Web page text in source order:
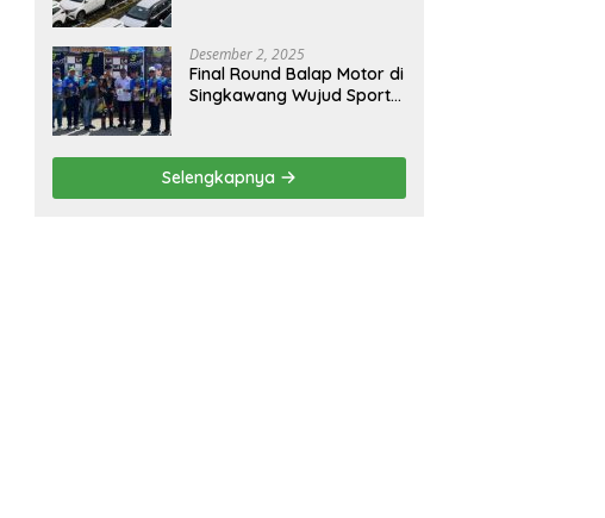
Desember 2, 2025
Final Round Balap Motor di
Singkawang Wujud Sports
Selengkapnya